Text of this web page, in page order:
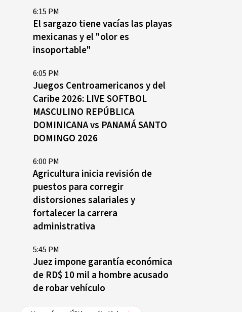
6:15 PM
El sargazo tiene vacías las playas
mexicanas y el "olor es
insoportable"
6:05 PM
Juegos Centroamericanos y del
Caribe 2026: LIVE SOFTBOL
MASCULINO REPÚBLICA
DOMINICANA vs PANAMÁ SANTO
DOMINGO 2026
6:00 PM
Agricultura inicia revisión de
puestos para corregir
distorsiones salariales y
fortalecer la carrera
administrativa
5:45 PM
Juez impone garantía económica
de RD$ 10 mil a hombre acusado
de robar vehículo